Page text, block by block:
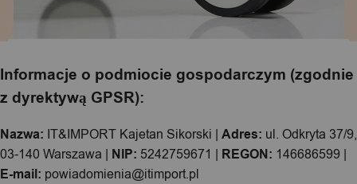
Informacje o podmiocie gospodarczym (zgodnie
z dyrektywą GPSR):
Nazwa: IT&IMPORT Kajetan Sikorski | Adres: ul. Odkryta 37/9,
03-140 Warszawa | NIP: 5242759671 | REGON: 146686599 |
E-mail: powiadomienia@itimport.pl